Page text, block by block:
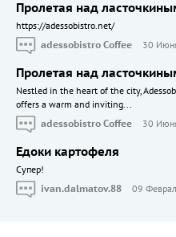
Пролетая над
https://adessobistro.net/
adessobistro Coffee
30
Пролетая над
Nestled in the heart of the city,
offers a warm and inviting...
adessobistro Coffee
30
Едоки картофеля
Cупер!
ivan.dalmatov.88
09